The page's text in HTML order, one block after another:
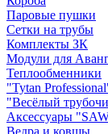
Паровые пушки
Сетки на трубы
Комплекты ЗК
Модули для
Теплообменники
"Tytan
"Весёлый
Аксессуары
Ведра и ковшы